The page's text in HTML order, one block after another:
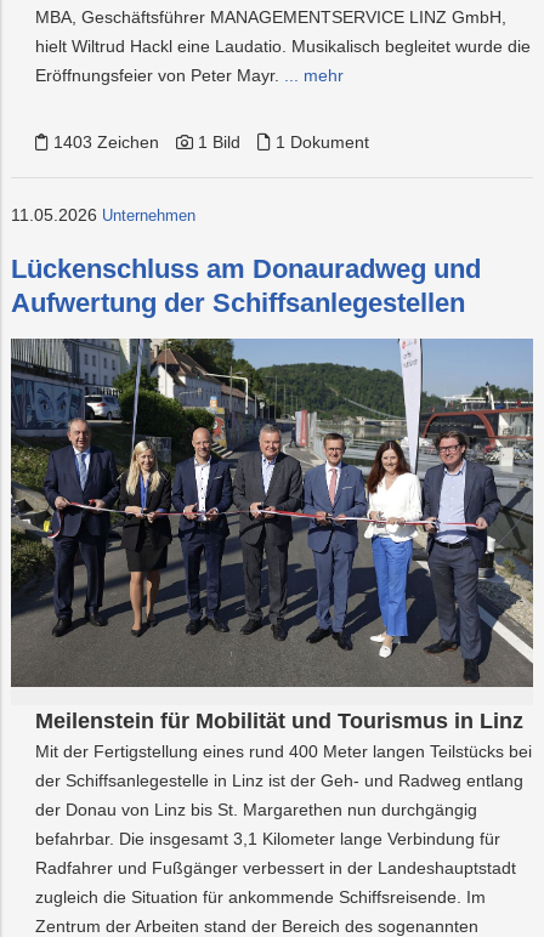
MBA, Geschäftsführer MANAGEMENTSERVICE LINZ GmbH,
hielt Wiltrud Hackl eine Laudatio. Musikalisch begleitet wurde die
Eröffnungsfeier von Peter Mayr. ... mehr
1403 Zeichen 1 Bild 1 Dokument
11.05.2026 Unternehmen
Lückenschluss am Donauradweg und
Aufwertung der Schiffsanlegestellen
Meilenstein für Mobilität und Tourismus in Linz
Mit der Fertigstellung eines rund 400 Meter langen Teilstücks bei
der Schiffsanlegestelle in Linz ist der Geh- und Radweg entlang
der Donau von Linz bis St. Margarethen nun durchgängig
befahrbar. Die insgesamt 3,1 Kilometer lange Verbindung für
Radfahrer und Fußgänger verbessert in der Landeshauptstadt
zugleich die Situation für ankommende Schiffsreisende. Im
Zentrum der Arbeiten stand der Bereich des sogenannten